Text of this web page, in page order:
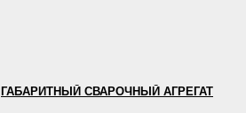
ГАБАРИТНЫЙ СВАРОЧНЫЙ АГРЕГАТ